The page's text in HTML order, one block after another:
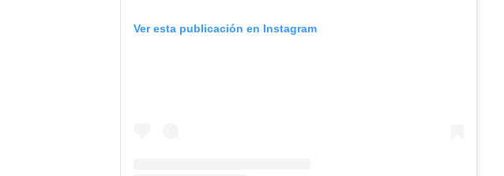
Ver esta publicación en Instagram